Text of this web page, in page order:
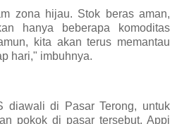
zona hijau. Stok beras aman,
hanya beberapa komoditas
kita akan terus memantau
hari," imbuhnya.
diawali di Pasar Terong, untuk
pokok di pasar tersebut. Appi